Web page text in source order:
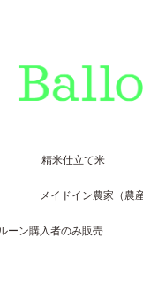
精米仕立て米
メイドイン農家（農
ーン購入者のみ販売